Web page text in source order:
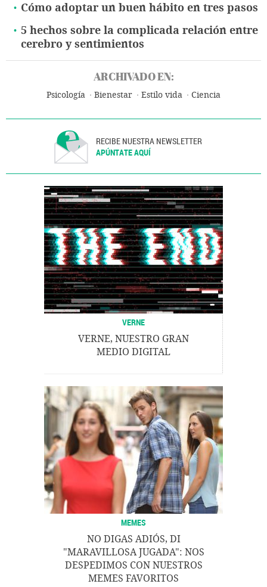
Cómo adoptar un buen hábito en tres pasos
5 hechos sobre la complicada relación entre
cerebro y sentimientos
ARCHIVADO EN:
Psicología Bienestar Estilo vida Ciencia
RECIBE NUESTRA NEWSLETTER
APÚNTATE AQUÍ
VERNE
VERNE, NUESTRO GRAN
MEDIO DIGITAL
MEMES
NO DIGAS ADIÓS, DI
"MARAVILLOSA JUGADA": NOS
DESPEDIMOS CON NUESTROS
MEMES FAVORITOS